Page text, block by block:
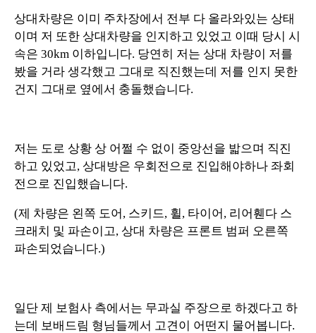
상대차량은 이미 주차장에서 전부 다 올라와있는 상태
이며 저 또한 상대차량을 인지하고 있었고 이때 당시 시
속은 30km 이하입니다. 당연히 저는 상대 차량이 저를
봤을 거라 생각했고 그대로 직진했는데 저를 인지 못한
건지 그대로 옆에서 충돌했습니다.
저는 도로 상황 상 어쩔 수 없이 중앙선을 밟으며 직진
하고 있었고, 상대방은 우회전으로 진입해야하나 좌회
전으로 진입했습니다.
(제 차량은 왼쪽 도어, 스키드, 휠, 타이어, 리어휀다 스
크래치 및 파손이고, 상대 차량은 프론트 범퍼 오른쪽
파손되었습니다.)
일단 제 보험사 측에서는 무과실 주장으로 하겠다고 하
는데 보배드림 형님들께서 고견이 어떤지 물어봅니다.